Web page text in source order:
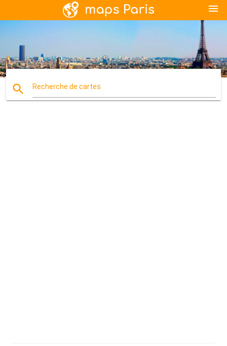
menu
search Recherche de cartes